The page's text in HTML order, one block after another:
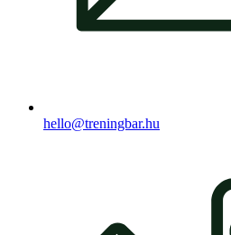
hello@treningbar.hu